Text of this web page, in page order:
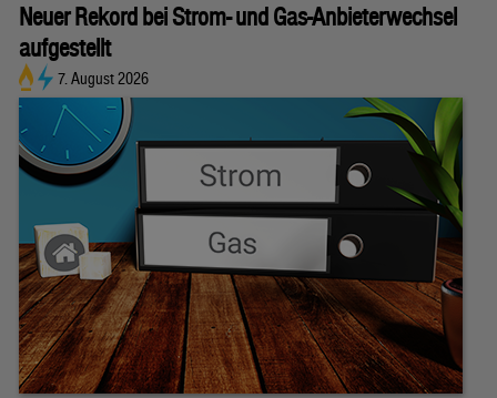
Neuer Rekord bei Strom- und Gas-Anbieterwechsel
aufgestellt
7. August 2026